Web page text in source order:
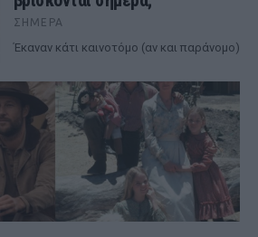
ΣΉΜΕΡΑ
Έκαναν κάτι καινοτόμο (αν και παράνομο)